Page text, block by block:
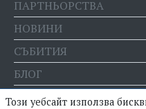
ПАРТНЬОРСТВА
НОВИНИ
СЪБИТИЯ
БЛОГ
Е-МАГАЗИН
Този уебсайт използва